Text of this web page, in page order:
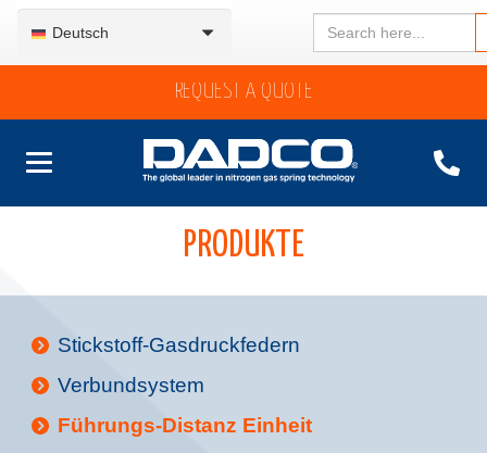
Deutsch
Search
for:
REQUEST A QUOTE
PRODUKTE
Stickstoff-Gasdruckfedern
Verbundsystem
Führungs-Distanz Einheit